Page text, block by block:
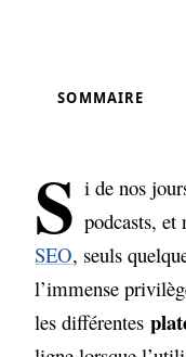
SOMMAIRE
Identifiez
podcast✍️
Transcrivez
podcast 📝
Créer un
votre
S i de nos
podcasts,
SEO, seuls
l’immense
les différentes